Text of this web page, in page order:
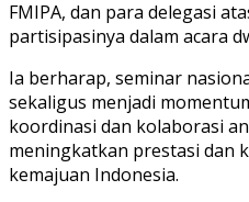
FMIPA, dan para delegasi
partisipasinya dalam acara
Ia berharap, seminar
sekaligus menjadi
koordinasi dan kolaborasi
meningkatkan prestasi dan
kemajuan Indonesia.